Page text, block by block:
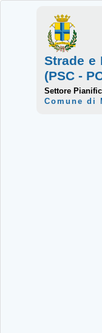
Strade e
(PSC -
Settore
Comune di